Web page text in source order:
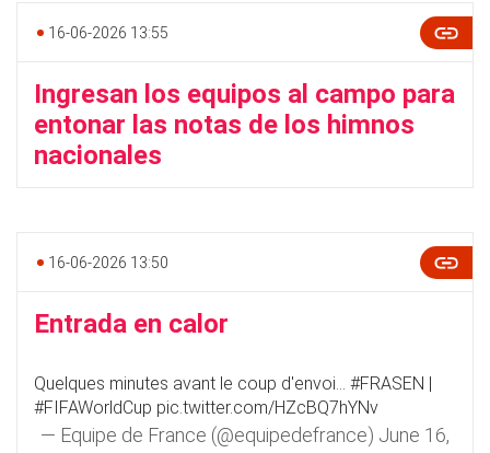
16-06-2026 13:55
Ingresan los equipos al campo para
entonar las notas de los himnos
nacionales
16-06-2026 13:50
Entrada en calor
Quelques minutes avant le coup d'envoi... #FRASEN |
#FIFAWorldCup pic.twitter.com/HZcBQ7hYNv
— Equipe de France (@equipedefrance) June 16,